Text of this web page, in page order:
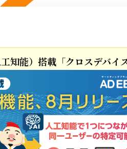
知能）搭載「クロスデバイ